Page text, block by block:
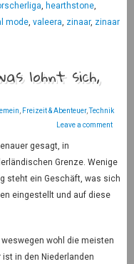
, hearthstone,
mode, valeera, zinaar, zinaar
lohnt sich,
, Freizeit & Abenteuer,
Technik
Leave a comment
gesagt, in
Grenze. Wenige
steht ein Geschäft, was sich
eingestellt und auf diese
wohl die meisten
ist in den Niederlanden